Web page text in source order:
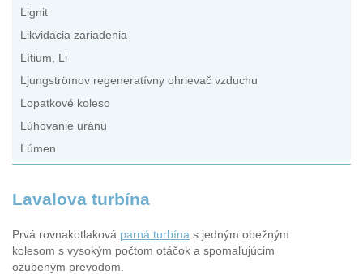
Lignit
Likvidácia zariadenia
Lítium, Li
Ljungströmov regeneratívny ohrievač vzduchu
Lopatkové koleso
Lúhovanie uránu
Lúmen
Lavalova turbína
Prvá rovnakotlaková parná turbína s jedným obežným
kolesom s vysokým počtom otáčok a spomaľujúcim
ozubeným prevodom.